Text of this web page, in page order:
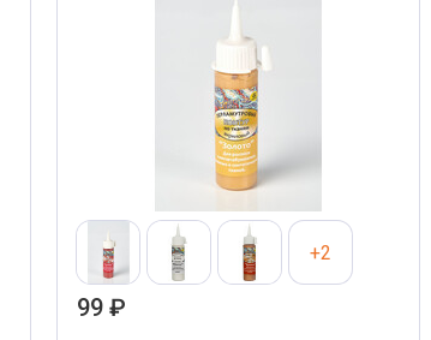
+2
99 ₽
Я не помню пароль